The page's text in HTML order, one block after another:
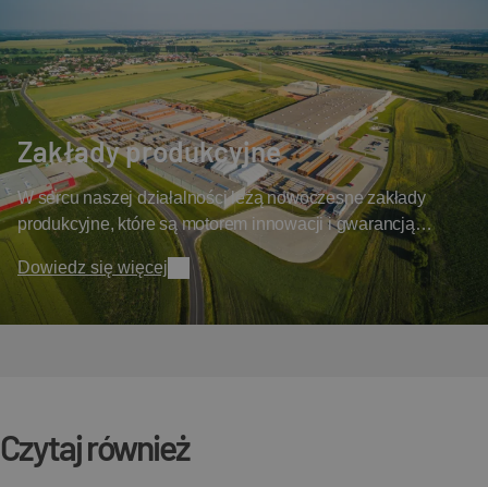
Zakłady produkcyjne
W sercu naszej działalności leżą nowoczesne zakłady
produkcyjne, które są motorem innowacji i gwarancją
najwyższej jakości dachówek.
Dowiedz się więcej
Czytaj również